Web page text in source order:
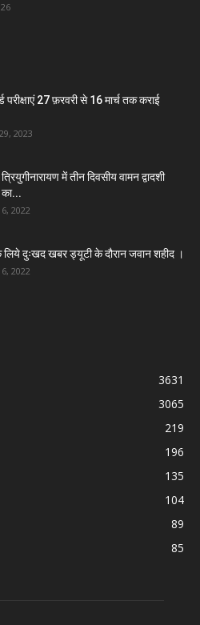
परीक्षाएं 27 फ़रवरी से 16 मार्च तक कराई
2023
में तीन दिवसीय वामन द्वादशी
का...
2022
लिये दुःखद खबर ड्यूटी के दौरान जवान शहीद ।
2022
3631
3065
219
196
135
104
89
85